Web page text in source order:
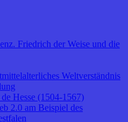
Friedrich der Weise und die
Weltverständnis
Hesse (1504-1567)
2.0 am Beispiel des